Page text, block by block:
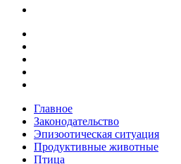
Главное
Законодательство
Эпизоотическая ситуация
Продуктивные животные
Птица